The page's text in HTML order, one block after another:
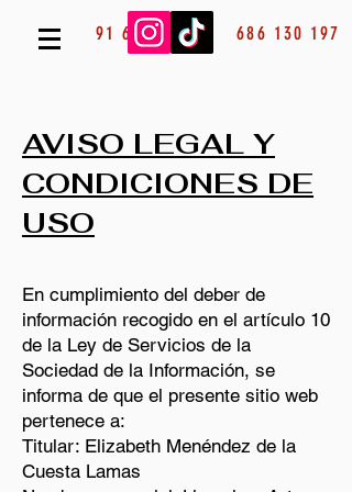
91 685 53 13 686 130 197
AVISO LEGAL Y
CONDICIONES DE
USO
En cumplimiento del deber de
información recogido en el artículo 10
de la Ley de Servicios de la
Sociedad de la Información, se
informa de que el presente sitio web
pertenece a:
Titular: Elizabeth Menéndez de la
Cuesta Lamas